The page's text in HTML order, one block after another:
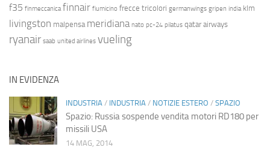
f35 finmeccanica finnair fiumicino frecce tricolori germanwings gripen india klm
livingston malpensa meridiana nato pc-24 pilatus qatar airways
ryanair saab united airlines vueling
IN EVIDENZA
INDUSTRIA / INDUSTRIA / NOTIZIE ESTERO / SPAZIO
Spazio: Russia sospende vendita motori RD180 per
missili USA
14 MAG, 2014